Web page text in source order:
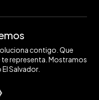
contigo. Que
representa. Mostramos
Salvador.